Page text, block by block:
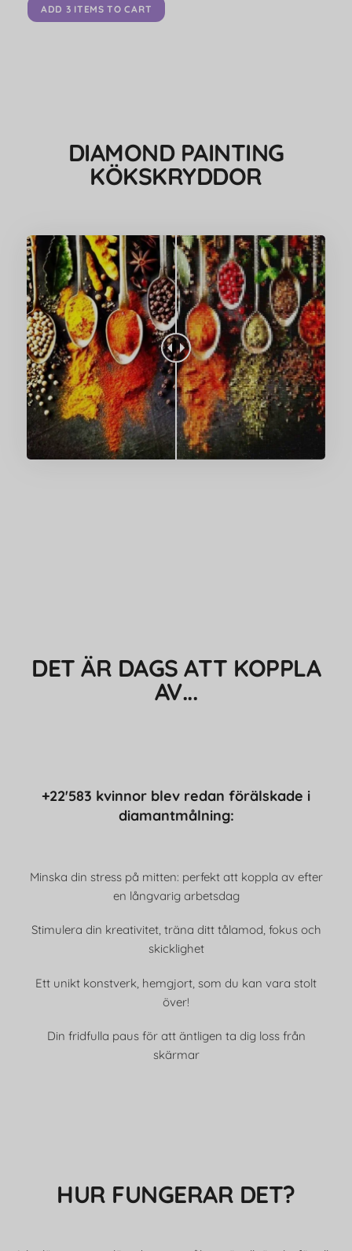
ADD 3 ITEMS TO CART
DIAMOND PAINTING
KÖKSKRYDDOR
DET ÄR DAGS ATT KOPPLA
AV...
+22'583 kvinnor blev redan förälskade i
diamantmålning:
Minska din stress på mitten: perfekt att koppla av efter
en långvarig arbetsdag
Stimulera din kreativitet, träna ditt tålamod, fokus och
skicklighet
Ett unikt konstverk, hemgjort, som du kan vara stolt
över!
Din fridfulla paus för att äntligen ta dig loss från
skärmar
HUR FUNGERAR DET?